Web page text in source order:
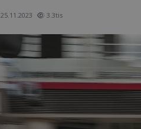
25.11.2023 3.3tis